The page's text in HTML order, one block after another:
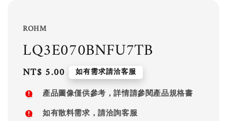
ROHM
LQ3E070BNFU7TB
Regular
price
NT$ 5.00 如有需求請洽客服
產品圖像僅供參考，詳情請參閱產品規格書
如有散料需求，請洽詢客服